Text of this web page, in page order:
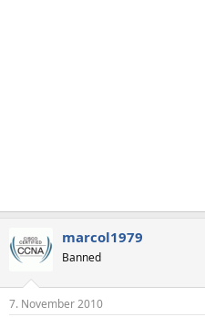
marcol1979
Banned
7. November 2010